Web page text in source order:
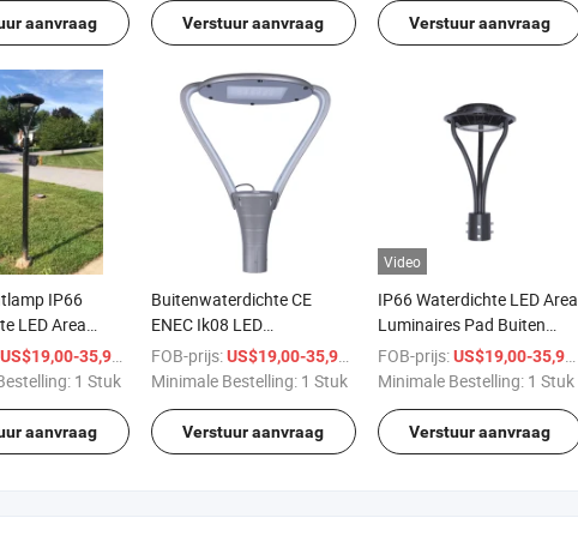
aanvraag Verstuur aanvraag Verstuur aanvraag
IP66
LED Area
Buiten Tuin
US$19,00-35,99
/ Stuk
1 Stuk
aanvraag
Buitenwaterdichte CE
ENEC Ik08 LED
Landschapspadverlichting
Buiten Tuinverlichting
FOB-prijs:US$19,00-35,99
/ Stuk
Minimale Bestelling: 1 Stuk
Verstuur aanvraag
Video
IP66 Waterdichte LED Area
Luminaires Pad Buiten
Tuinverlichting Pad
Landschapsverlichting
FOB-prijs:US$19,00-35,99
Minimale Bestelling: 1 Stuk
Verstuur aanvraag